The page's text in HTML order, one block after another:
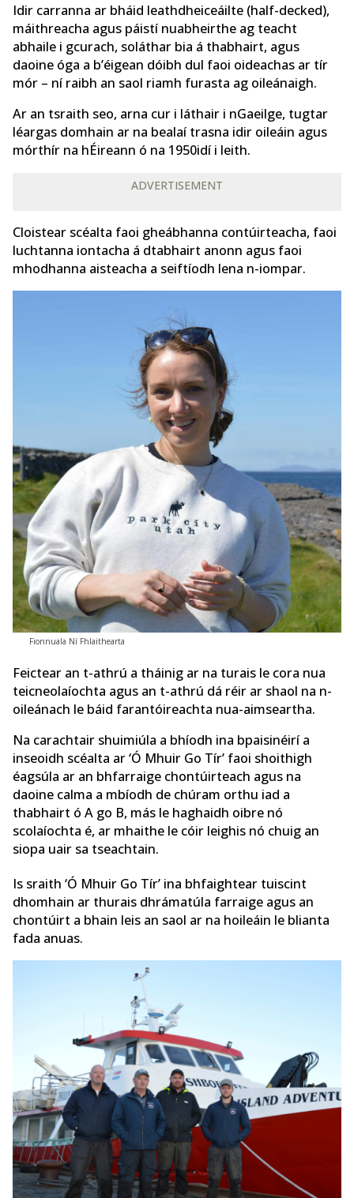
Idir carranna ar bháid leathdheiceáilte (half-decked),
máithreacha agus páistí nuabheirthe ag teacht
abhaile i gcurach, soláthar bia á thabhairt, agus
daoine óga a b’éigean dóibh dul faoi oideachas ar tír
mór – ní raibh an saol riamh furasta ag oileánaigh.
Ar an tsraith seo, arna cur i láthair i nGaeilge, tugtar
léargas domhain ar na bealaí trasna idir oileáin agus
mórthír na hÉireann ó na 1950idí i leith.
ADVERTISEMENT
Cloistear scéalta faoi gheábhanna contúirteacha, faoi
luchtanna iontacha á dtabhairt anonn agus faoi
mhodhanna aisteacha a seiftíodh lena n-iompar.
Fionnuala Ní Fhlaithearta
Feictear an t-athrú a tháinig ar na turais le cora nua
teicneolaíochta agus an t-athrú dá réir ar shaol na n-
oileánach le báid farantóireachta nua-aimseartha.
Na carachtair shuimiúla a bhíodh ina bpaisinéirí a
inseoidh scéalta ar ‘Ó Mhuir Go Tír’ faoi shoithigh
éagsúla ar an bhfarraige chontúirteach agus na
daoine calma a mbíodh de chúram orthu iad a
thabhairt ó A go B, más le haghaidh oibre nó
scolaíochta é, ar mhaithe le cóir leighis nó chuig an
siopa uair sa tseachtain.
Is sraith ‘Ó Mhuir Go Tír’ ina bhfaightear tuiscint
dhomhain ar thurais dhrámatúla farraige agus an
chontúirt a bhain leis an saol ar na hoileáin le blianta
fada anuas.